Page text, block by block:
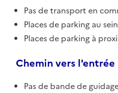
Pas de transport en
Places de parking au
Places de parking à
Chemin vers l'entrée
Pas de bande de